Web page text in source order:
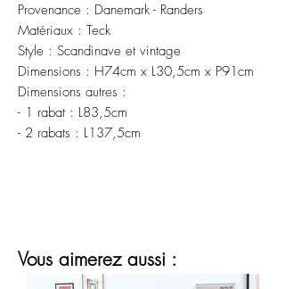
Provenance : Danemark - Randers
Matériaux : Teck
Style : Scandinave et vintage
Dimensions : H74cm x L30,5cm x P91cm
Dimensions autres :
- 1 rabat : L83,5cm
- 2 rabats : L137,5cm
Vous aimerez aussi :